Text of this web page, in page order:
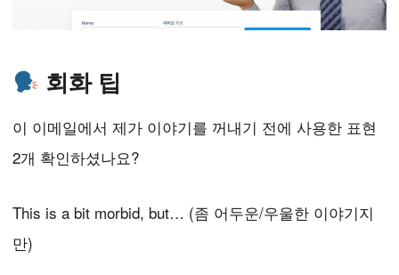
회화 팁
이 이메일에서 제가 이야기를 꺼내기 전에 사용한 표현
2개 확인하셨나요?
This is a bit morbid, but… (좀 어두운/우울한 이야기지
만)